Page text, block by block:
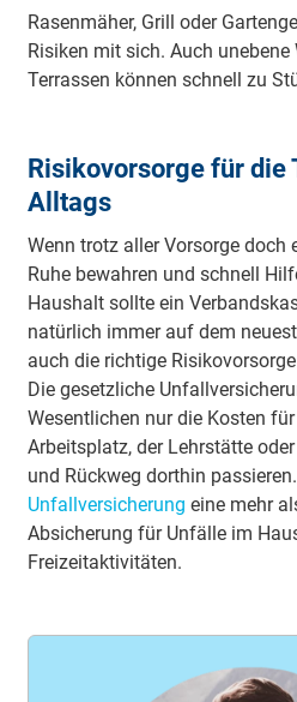
Rasenmäher, Grill oder
Risiken mit sich. Auch unebene
Terrassen können schnell zu
Risikovorsorge für die
Alltags
Wenn trotz aller Vorsorge doch
Ruhe bewahren und schnell
Haushalt sollte ein
natürlich immer auf dem
auch die richtige
Die gesetzliche
Wesentlichen nur die Kosten
Arbeitsplatz, der Lehrstätte
und Rückweg dorthin
Unfallversicherung eine mehr
Absicherung für Unfälle im
Freizeitaktivitäten.